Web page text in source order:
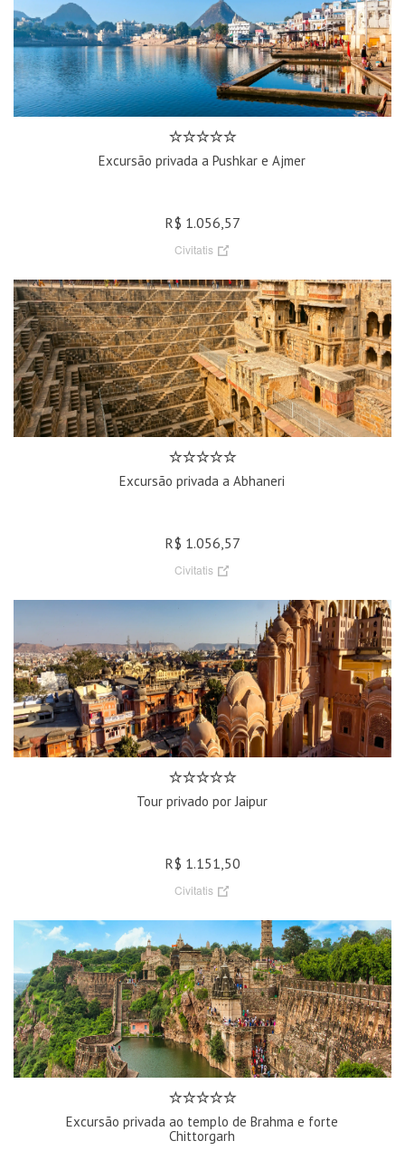
Excursão privada a Pushkar e Ajmer
R$ 1.056,57
Civitatis
Excursão privada a Abhaneri
R$ 1.056,57
Civitatis
Tour privado por Jaipur
R$ 1.151,50
Civitatis
Excursão privada ao templo de Brahma e forte
Chittorgarh